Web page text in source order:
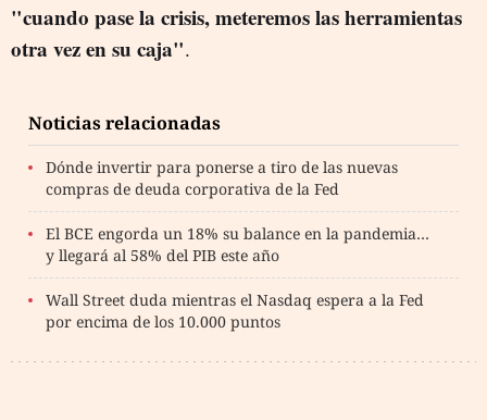
"cuando pase la crisis, meteremos las herramientas
otra vez en su caja".
Noticias relacionadas
Dónde invertir para ponerse a tiro de las nuevas
compras de deuda corporativa de la Fed
El BCE engorda un 18% su balance en la pandemia…
y llegará al 58% del PIB este año
Wall Street duda mientras el Nasdaq espera a la Fed
por encima de los 10.000 puntos